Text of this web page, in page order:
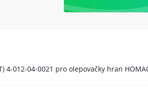
4-012-04-0021 pro olepovačky hran